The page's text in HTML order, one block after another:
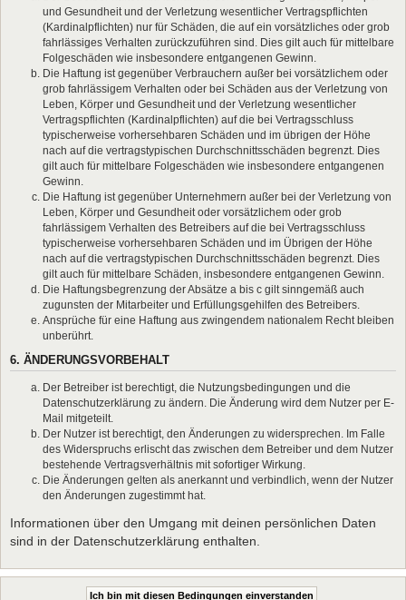
und Gesundheit und der Verletzung wesentlicher Vertragspflichten
(Kardinalpflichten) nur für Schäden, die auf ein vorsätzliches oder grob
fahrlässiges Verhalten zurückzuführen sind. Dies gilt auch für mittelbare
Folgeschäden wie insbesondere entgangenen Gewinn.
Die Haftung ist gegenüber Verbrauchern außer bei vorsätzlichem oder
grob fahrlässigem Verhalten oder bei Schäden aus der Verletzung von
Leben, Körper und Gesundheit und der Verletzung wesentlicher
Vertragspflichten (Kardinalpflichten) auf die bei Vertragsschluss
typischerweise vorhersehbaren Schäden und im übrigen der Höhe
nach auf die vertragstypischen Durchschnittsschäden begrenzt. Dies
gilt auch für mittelbare Folgeschäden wie insbesondere entgangenen
Gewinn.
Die Haftung ist gegenüber Unternehmern außer bei der Verletzung von
Leben, Körper und Gesundheit oder vorsätzlichem oder grob
fahrlässigem Verhalten des Betreibers auf die bei Vertragsschluss
typischerweise vorhersehbaren Schäden und im Übrigen der Höhe
nach auf die vertragstypischen Durchschnittsschäden begrenzt. Dies
gilt auch für mittelbare Schäden, insbesondere entgangenen Gewinn.
Die Haftungsbegrenzung der Absätze a bis c gilt sinngemäß auch
zugunsten der Mitarbeiter und Erfüllungsgehilfen des Betreibers.
Ansprüche für eine Haftung aus zwingendem nationalem Recht bleiben
unberührt.
6. ÄNDERUNGSVORBEHALT
Der Betreiber ist berechtigt, die Nutzungsbedingungen und die
Datenschutzerklärung zu ändern. Die Änderung wird dem Nutzer per E-
Mail mitgeteilt.
Der Nutzer ist berechtigt, den Änderungen zu widersprechen. Im Falle
des Widerspruchs erlischt das zwischen dem Betreiber und dem Nutzer
bestehende Vertragsverhältnis mit sofortiger Wirkung.
Die Änderungen gelten als anerkannt und verbindlich, wenn der Nutzer
den Änderungen zugestimmt hat.
Informationen über den Umgang mit deinen persönlichen Daten
sind in der Datenschutzerklärung enthalten.